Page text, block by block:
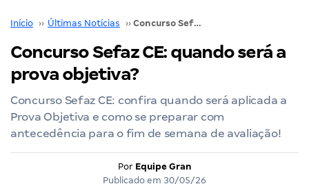
Início ›› Últimas Notícias ›› Concurso Sefaz CE: quando será a prova objetiva?
Concurso Sefaz CE: quando será a
prova objetiva?
Concurso Sefaz CE: confira quando será aplicada a
Prova Objetiva e como se preparar com
antecedência para o fim de semana de avaliação!
Por Equipe Gran
Publicado em 30/05/26